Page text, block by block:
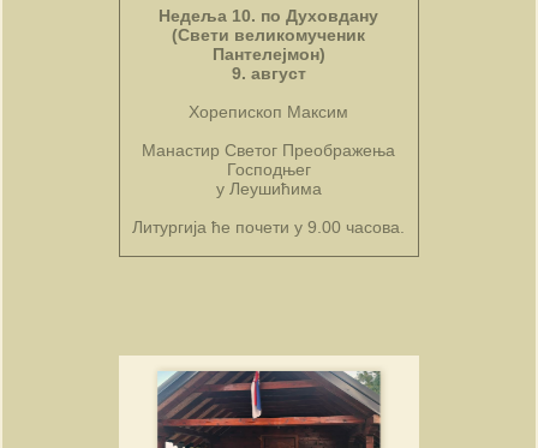
Недеља 10. по Духовдану
(Свети великомученик
Пантелејмон)
9. август
Хорепископ Максим
Манастир Светог Преображења
Господњег
у Леушићима
Литургија ће почети у 9.00 часова.